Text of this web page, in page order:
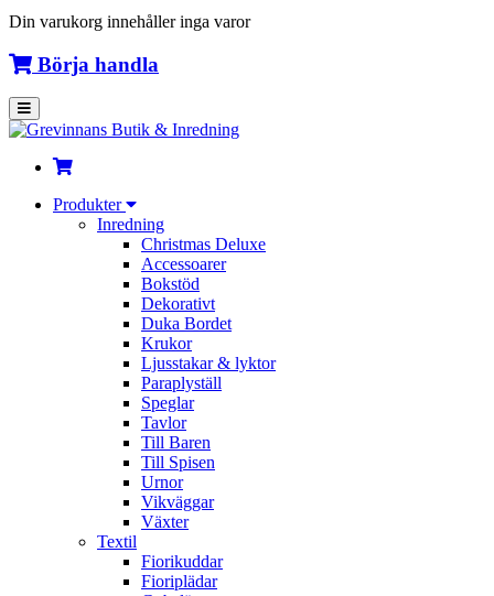
Din varukorg innehåller inga varor
Börja handla
Produkter
Inredning
Christmas Deluxe
Accessoarer
Bokstöd
Dekorativt
Duka Bordet
Krukor
Ljusstakar & lyktor
Paraplyställ
Speglar
Tavlor
Till Baren
Till Spisen
Urnor
Vikväggar
Växter
Textil
Fiorikuddar
Fioriplädar